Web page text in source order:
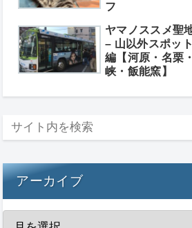
フ
ヤマノススメ聖
– 山以外スポッ
編【河原・名栗
峡・飯能窯】
アーカイブ